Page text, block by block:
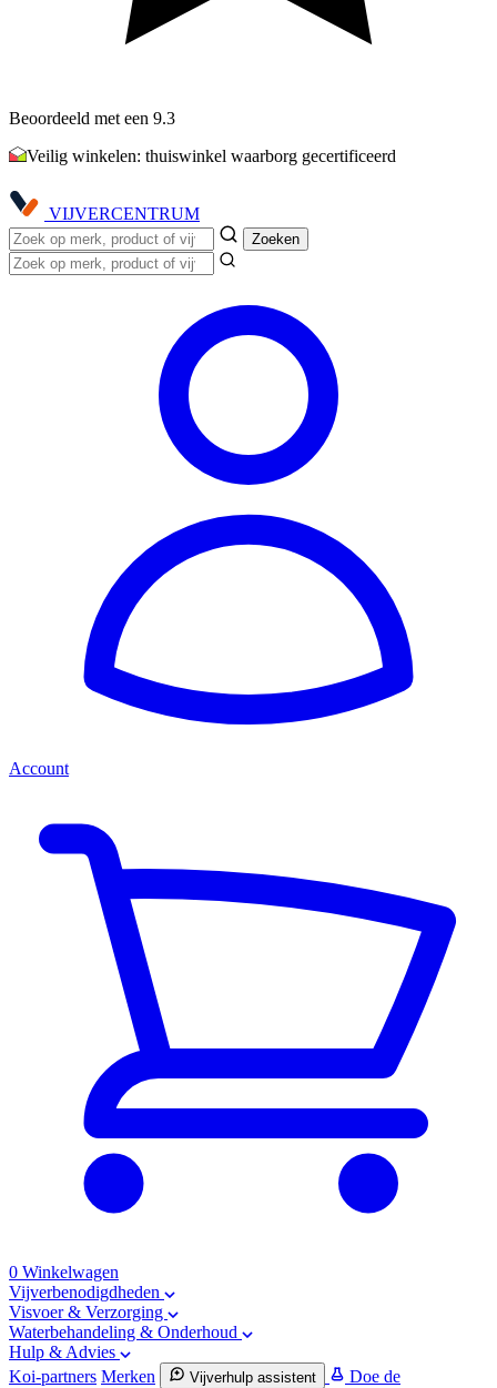
Beoordeeld met een 9.3
Veilig winkelen: thuiswinkel waarborg gecertificeerd
VIJVERCENTRUM
Zoeken
Account
0 Winkelwagen
Vijverbenodigdheden
Visvoer & Verzorging
Waterbehandeling & Onderhoud
Hulp & Advies
Koi-partners Merken Vijverhulp assistent
Doe de